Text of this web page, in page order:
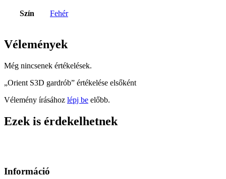
Szín Fehér
Vélemények
Még nincsenek értékelések.
„Orient S3D gardrób” értékelése elsőként
Vélemény írásához lépj be előbb.
Ezek is érdekelhetnek
Információ